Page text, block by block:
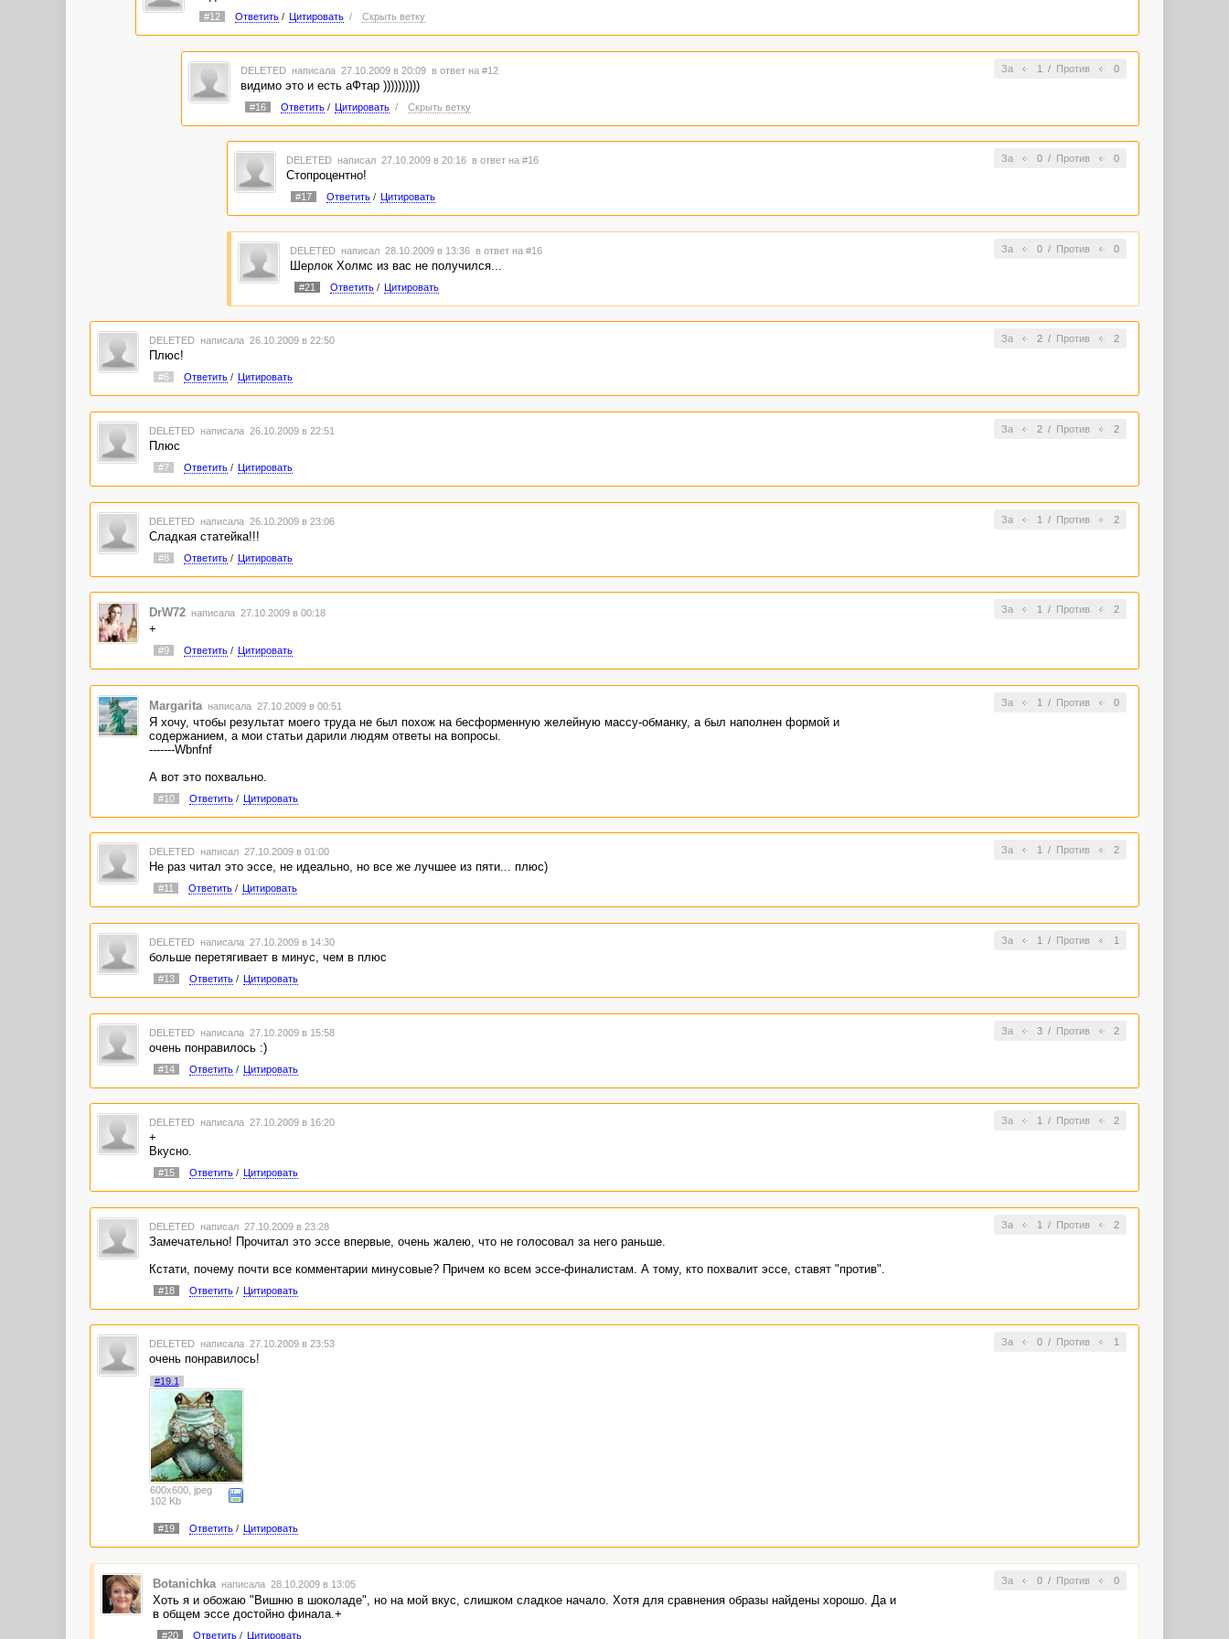
#12 Ответить/ Цитировать / Скрыть ветку
За 1 / Против 0
DELETED написала 27.10.2009 в 20:09 в ответ на #12
видимо это и есть аФтар ))))))))))
#16 Ответить/ Цитировать / Скрыть ветку
За 0/ Против 0
DELETED написал 27.10.2009 в 20:16 в ответ на #16
Стопроцентно!
#17 Ответить/ Цитировать
За 0/ Против 0
DELETED написал 28.10.2009 в 13:36 в ответ на #16
Шерлок Холмс из вас не получился...
#21 Ответить/ Цитировать
За 2/ Против 2
DELETED написала 26.10.2009 в 22:50
Плюс!
#6 Ответить/ Цитировать
За 2/ Против 2
DELETED написала 26.10.2009 в 22:51
Плюс
#7 Ответить/ Цитировать
За 1 / Против 2
DELETED написала 26.10.2009 в 23:06
Сладкая статейка!!!
#8 Ответить/ Цитировать
За 1 / Против 2
DrW72 написала 27.10.2009 в 00:18
+
#9 Ответить/ Цитировать
За 1 / Против 0
Margarita написала 27.10.2009 в 00:51
Я хочу, чтобы результат моего труда не был похож на бесформенную желейную массу-обманку, а был наполнен формой и
содержанием, а мои статьи дарили людям ответы на вопросы.
-------Wbnfnf
А вот это похвально.
#10 Ответить/ Цитировать
За 1 / Против 2
DELETED написал 27.10.2009 в 01:00
Не раз читал это эссе, не идеально, но все же лучшее из пяти... плюс)
#11 Ответить/ Цитировать
За 1 / Против 1
DELETED написала 27.10.2009 в 14:30
больше перетягивает в минус, чем в плюс
#13 Ответить/ Цитировать
За 3/ Против 2
DELETED написала 27.10.2009 в 15:58
очень понравилось :)
#14 Ответить/ Цитировать
За 1 / Против 2
DELETED написала 27.10.2009 в 16:20
+
Вкусно.
#15 Ответить/ Цитировать
За 1 / Против 2
DELETED написал 27.10.2009 в 23:28
Замечательно! Прочитал это эссе впервые, очень жалею, что не голосовал за него раньше.
Кстати, почему почти все комментарии минусовые? Причем ко всем эссе-финалистам. А тому, кто похвалит эссе, ставят "против".
#18 Ответить/ Цитировать
За 0/ Против 1
DELETED написала 27.10.2009 в 23:53
очень понравилось!
#19.1
600x600, jpeg
102 Kb
#19 Ответить/ Цитировать
За 0/ Против 0
Botanichka написала 28.10.2009 в 13:05
Хоть я и обожаю "Вишню в шоколаде", но на мой вкус, слишком сладкое начало. Хотя для сравнения образы найдены хорошо. Да и
в общем эссе достойно финала.+
#20 Ответить/ Цитировать